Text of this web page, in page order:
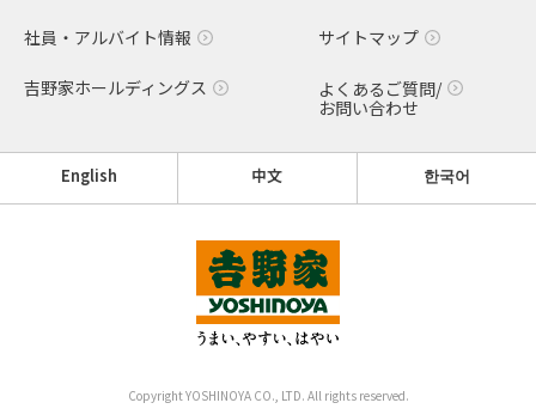
社員・アルバイト情報 サイトマップ
吉野家ホールディングス
よくあるご質問/
お問い合わせ
English 中文 한국어
Copyright YOSHINOYA CO., LTD. All rights reserved.